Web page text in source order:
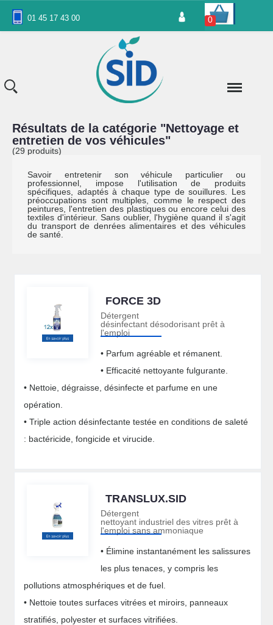
01 45 17 43 00 0
Résultats de la catégorie "Nettoyage et
entretien de vos véhicules"
(29 produits)
Savoir entretenir son véhicule particulier ou
professionnel, impose l'utilisation de produits
spécifiques, adaptés à chaque type de souillures. Les
préoccupations sont multiples, comme le respect des
peintures, l'entretien des plastiques ou encore celui des
textiles d'intérieur. Sans oublier, l'hygiène quand il s'agit
du transport de denrées alimentaires et des véhicules
de santé.
FORCE 3D
Détergent
désinfectant désodorisant prêt à
l'emploi
• Parfum agréable et rémanent.
• Efficacité nettoyante fulgurante.
• Nettoie, dégraisse, désinfecte et parfume en une
opération.
• Triple action désinfectante testée en conditions de saleté
: bactéricide, fongicide et virucide.
TRANSLUX.SID
Détergent
nettoyant industriel des vitres prêt à
l'emploi sans ammoniaque
• Élimine instantanément les salissures
les plus tenaces, y compris les
pollutions atmosphériques et de fuel.
• Nettoie toutes surfaces vitrées et miroirs, panneaux
stratifiés, polyester et surfaces vitrifiées.